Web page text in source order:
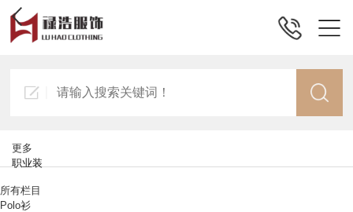
更多
职业装
所有栏目
Polo衫